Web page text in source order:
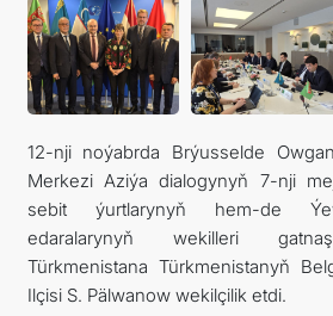
12-nji noýabrda Brýusselde
Merkezi Aziýa dialogynyň 7-nji
sebit ýurtlarynyň hem-de
edaralarynyň wekilleri
Türkmenistana Türkmenistanyň
Ilçisi S. Pälwanow wekilçilik etdi.